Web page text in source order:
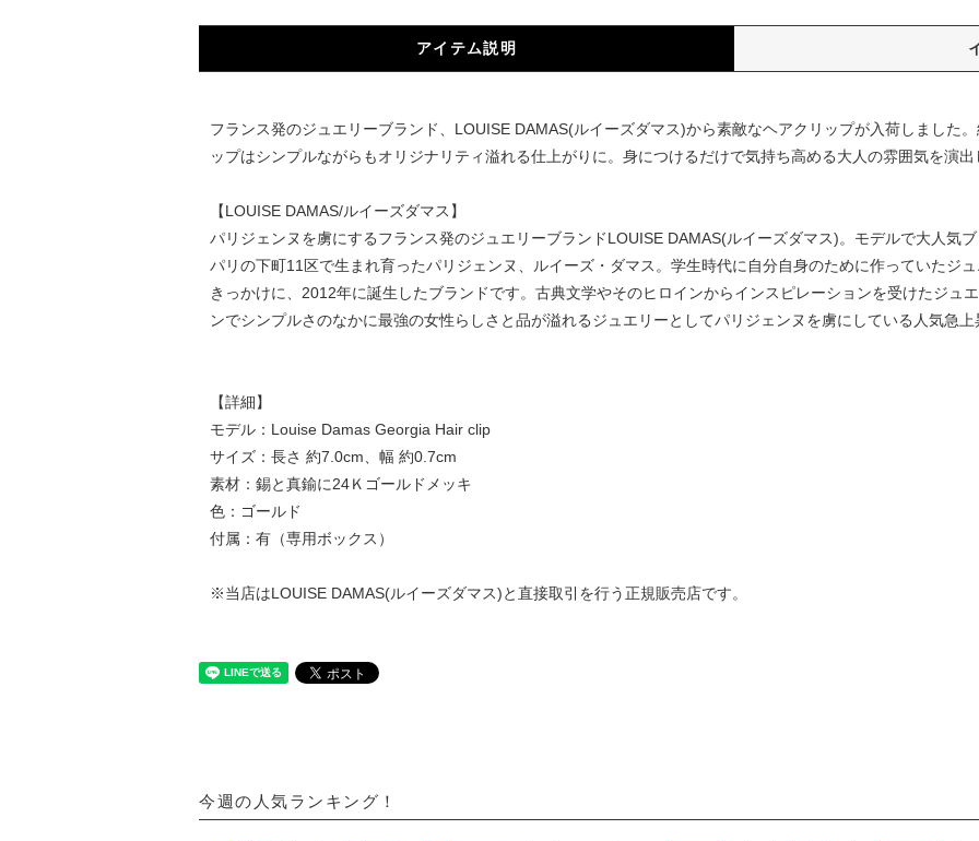
アイテム説明
フランス発のジュエリーブランド、LOUISE DAMAS(ルイーズダマス)から素敵なヘアクリップが入荷しました
ップはシンプルながらもオリジナリティ溢れる仕上がりに。身につけるだけで気持ち高める大人の雰囲気を演
【LOUISE DAMAS/ルイーズダマス】
パリジェンヌを虜にするフランス発のジュエリーブランドLOUISE DAMAS(ルイーズダマス)。モデルで大人気
パリの下町11区で生まれ育ったパリジェンヌ、ルイーズ・ダマス。学生時代に自分自身のために作っていたジ
きっかけに、2012年に誕生したブランドです。古典文学やそのヒロインからインスピレーションを受けたジュ
ンでシンプルさのなかに最強の女性らしさと品が溢れるジュエリーとしてパリジェンヌを虜にしている人気急
【詳細】
モデル：Louise Damas Georgia Hair clip
サイズ：長さ 約7.0cm、幅 約0.7cm
素材：錫と真鍮に24Ｋゴールドメッキ
色：ゴールド
付属：有（専用ボックス）
※当店はLOUISE DAMAS(ルイーズダマス)と直接取引を行う正規販売店です。
今週の人気ランキング！